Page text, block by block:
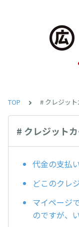
TOP # クレジッ
# クレジット
代金の支払
どこのクレ
マイページ
のですが、